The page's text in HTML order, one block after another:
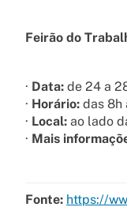
Feirão do
· Data: de 24 a
· Horário: das 8h
· Local: ao lado
· Mais
Fonte: https://